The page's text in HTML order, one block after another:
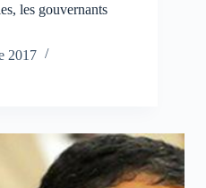
les gouvernants
2017